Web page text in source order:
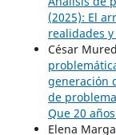
(2025): El
realidades
César
generación
de
Que 20
Elena